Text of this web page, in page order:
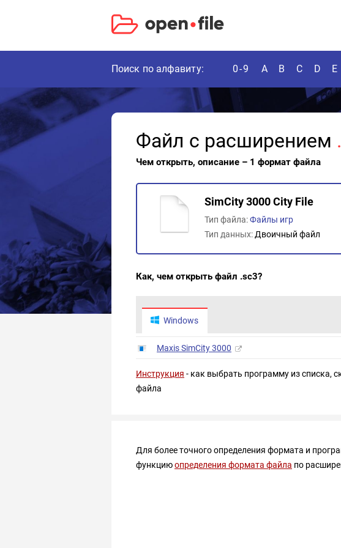
Поиск по алфавиту: 0-9 A B C D E
Файл с расширением
Чем открыть, описание – 1 формат файла
SimCity 3000 City File
Тип файла:Файлы игр
Тип данных: Двоичный файл
Как, чем открыть файл .sc3?
Windows
Maxis SimCity 3000
Инструкция - как выбрать программу из списка,
файла
Для более точного определения формата и
функциюопределения формата файла по